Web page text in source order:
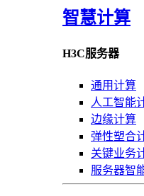
智慧计算
H3C服务器
通用计算
人工智能
边缘计算
弹性塑合
关键业务
服务器智